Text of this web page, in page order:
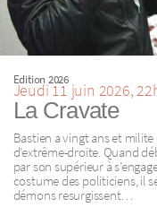
Edition 2026
Jeudi 11 juin 2026,
La Cravate
Bastien a vingt ans et
d’extrême-droite. Quand
par son supérieur à
costume des politiciens, il
démons resurgissent…